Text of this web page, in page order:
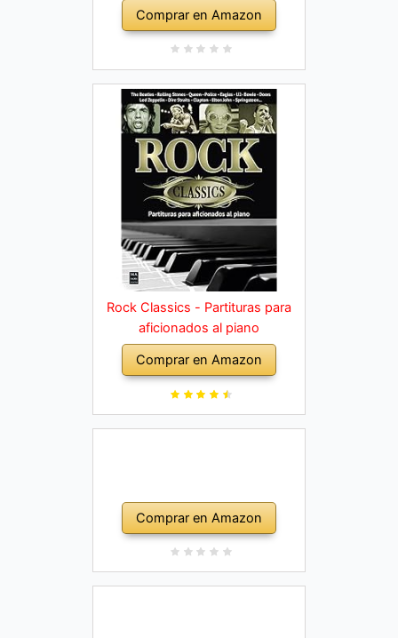
Comprar en Amazon
Rock Classics - Partituras para
aficionados al piano
Comprar en Amazon
Comprar en Amazon